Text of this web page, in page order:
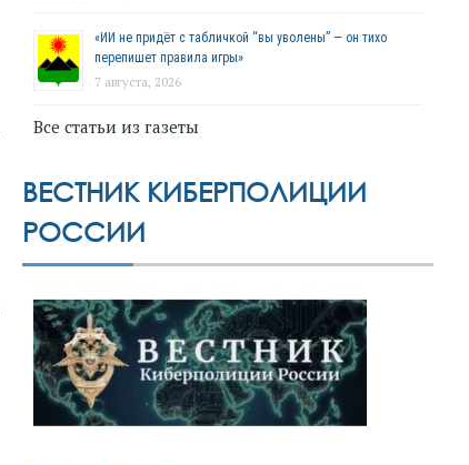
«ИИ не придёт с табличкой “вы уволены” — он тихо
перепишет правила игры»
7 августа, 2026
Все статьи из газеты
ВЕСТНИК КИБЕРПОЛИЦИИ
РОССИИ